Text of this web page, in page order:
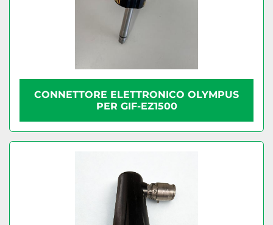
CONNETTORE ELETTRONICO OLYMPUS
PER GIF-EZ1500